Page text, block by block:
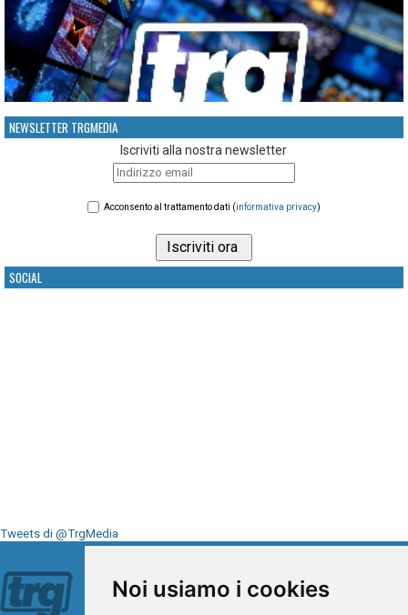
Noi usiamo i cookies
NEWSLETTER TRGMEDIA
Iscriviti alla nostra newsletter
Acconsento al trattamento dati (informativa privacy)
SOCIAL
Tweets di @TrgMedia